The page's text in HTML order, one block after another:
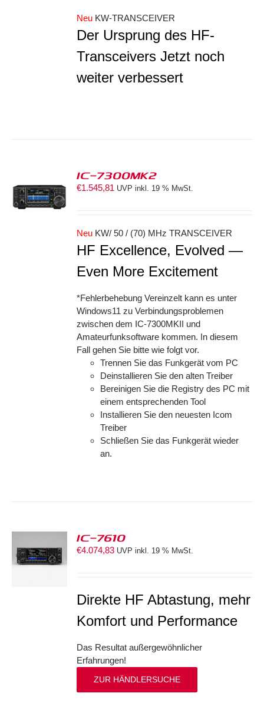
Neu KW-TRANSCEIVER
Der Ursprung des HF-
Transceivers Jetzt noch
weiter verbessert
IC-7300MK2
€1.545,81 UVP inkl. 19 % MwSt.
Neu KW/ 50 / (70) MHz TRANSCEIVER
HF Excellence, Evolved —
Even More Excitement
*Fehlerbehebung Vereinzelt kann es unter
Windows11 zu Verbindungsproblemen
zwischen dem IC-7300MKII und
Amateurfunksoftware kommen. In diesem
Fall gehen Sie bitte wie folgt vor.
Trennen Sie das Funkgerät vom PC
Deinstallieren Sie den alten Treiber
Bereinigen Sie die Registry des PC mit
einem entsprechenden Tool
Installieren Sie den neuesten Icom
Treiber
Schließen Sie das Funkgerät wieder
an.
IC-7610
€4.074,83 UVP inkl. 19 % MwSt.
Direkte HF Abtastung, mehr
Komfort und Performance
Das Resultat außergewöhnlicher
Erfahrungen!
ZUR HÄNDLERSUCHE